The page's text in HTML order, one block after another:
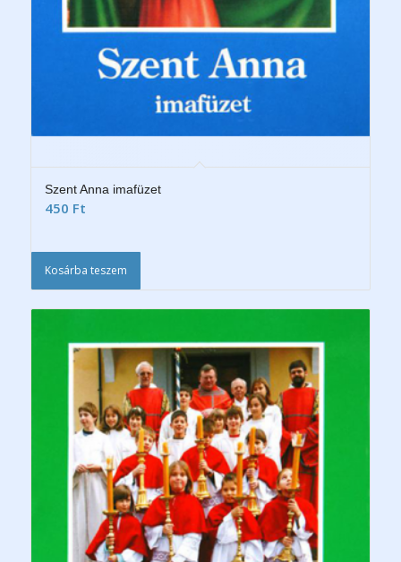
Szent Anna imafüzet
450 Ft
Kosárba teszem